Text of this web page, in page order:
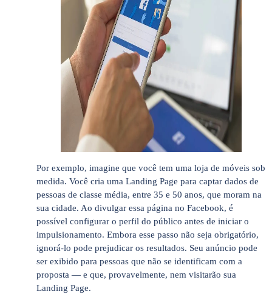
Por exemplo, imagine que você tem uma loja de móveis sob
medida. Você cria uma Landing Page para captar dados de
pessoas de classe média, entre 35 e 50 anos, que moram na
sua cidade. Ao divulgar essa página no Facebook, é
possível configurar o perfil do público antes de iniciar o
impulsionamento. Embora esse passo não seja obrigatório,
ignorá-lo pode prejudicar os resultados. Seu anúncio pode
ser exibido para pessoas que não se identificam com a
proposta — e que, provavelmente, nem visitarão sua
Landing Page.